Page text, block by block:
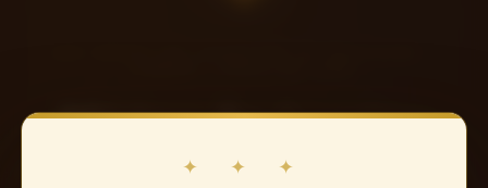
Mécènes desLumières
Un projet de rénovation. Une histoire de scotch. Et vous.
✦ ✦ ✦